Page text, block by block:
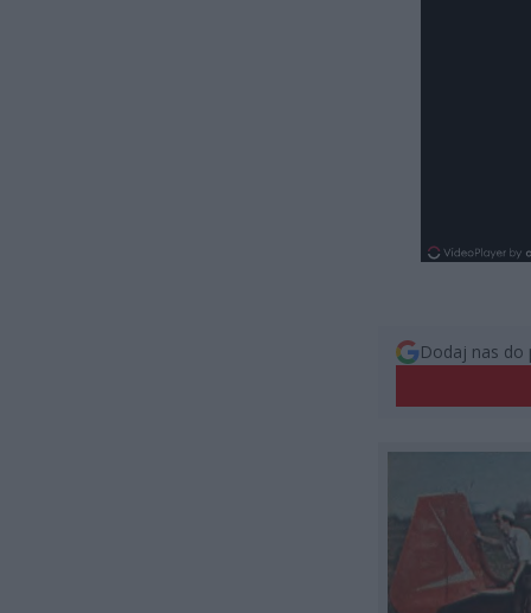
Dodaj nas do